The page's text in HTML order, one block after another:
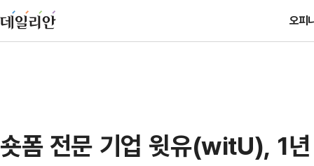
오피
숏폼 전문 기업 윗유(witU), 1